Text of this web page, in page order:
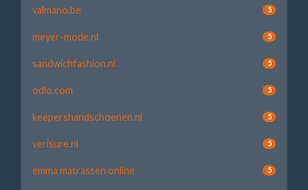
valmano.be 5
meyer-mode.nl 5
sandwichfashion.nl 5
odlo.com 5
keepershandschoenen.nl 5
verisure.nl 5
emma matrassen online 5